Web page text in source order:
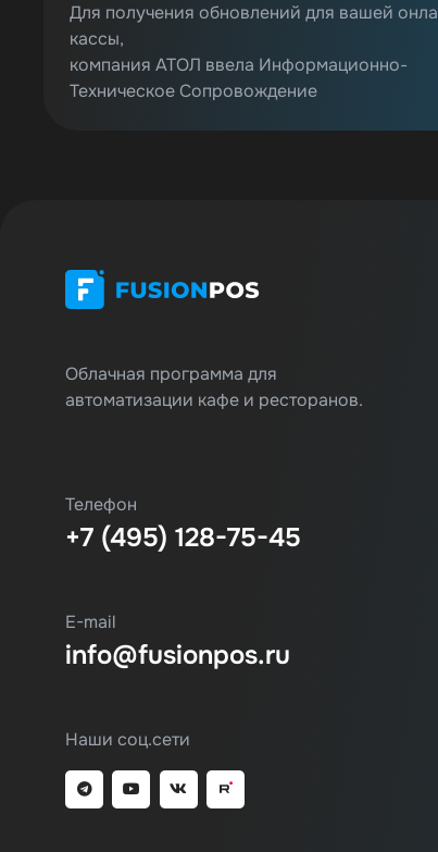
Для получения обновлений для вашей
кассы,
компания АТОЛ ввела Информационно-
Техническое Сопровождение
Облачная программа для
автоматизации кафе и ресторанов.
Телефон
+7 (495) 128-75-45
E-mail
info@fusionpos.ru
Наши соц.сети